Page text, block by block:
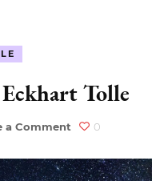
Eckhart Tolle
a Commenton
van
Eckhart
0